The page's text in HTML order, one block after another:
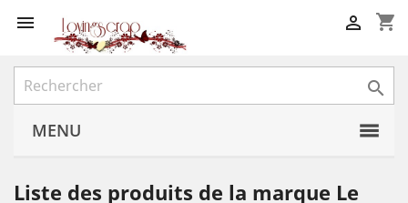
 shopping_cart


MENU
Liste des produits de la marque Le